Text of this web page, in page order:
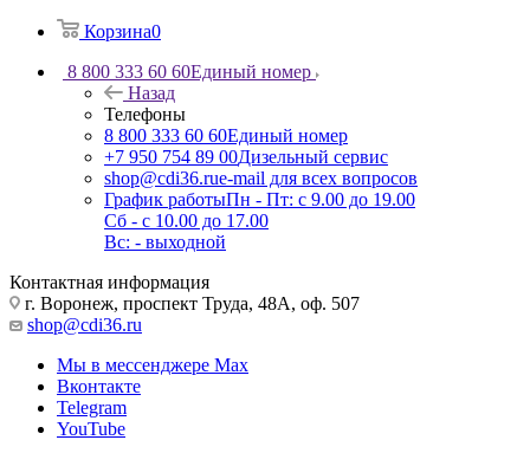
Корзина0
8 800 333 60 60Единый номер
Назад
Телефоны
8 800 333 60 60Единый номер
+7 950 754 89 00Дизельный сервис
shop@cdi36.rue-mail для всех вопросов
График работыПн - Пт: с 9.00 до 19.00
Сб - с 10.00 до 17.00
Вс: - выходной
Контактная информация
г. Воронеж, проспект Труда, 48А, оф. 507
shop@cdi36.ru
Мы в мессенджере Max
Вконтакте
Telegram
YouTube